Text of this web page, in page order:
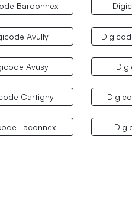
Bardonnex
Avully
Avusy
Cartigny
Laconnex